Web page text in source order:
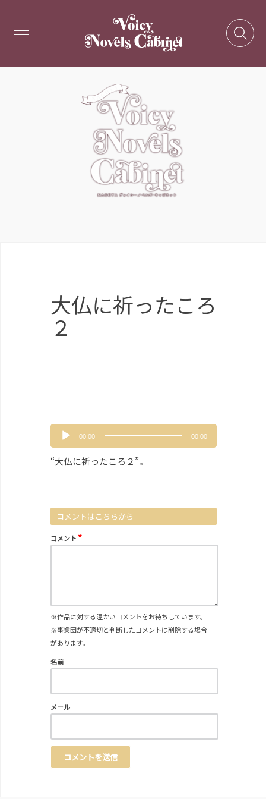
大仏に祈ったころ
２
声
プ
レ
ー
00:00 00:00
“大仏に祈ったころ２”。
コメントはこちらから
コメント *
※作品に対する温かいコメントをお待ちしています。
※事業団が不適切と判断したコメントは削除する場合
があります。
名前
メール